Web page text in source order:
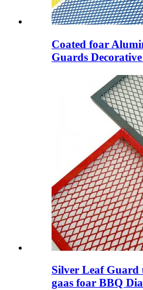
Coated foar
Guards
Silver Leaf Guard
gaas foar BBQ